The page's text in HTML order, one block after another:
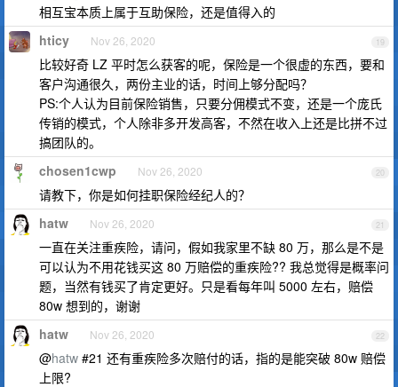
相互宝本质上属于互助保险，还是值得入的
19
hticy Nov 26, 2020
比较好奇 LZ 平时怎么获客的呢，保险是一个很虚的东西，要和
客户沟通很久，两份主业的话，时间上够分配吗？
PS:个人认为目前保险销售，只要分佣模式不变，还是一个庞氏
传销的模式，个人除非多开发高客，不然在收入上还是比拼不过
搞团队的。
20
chosen1cwp Nov 26, 2020
请教下，你是如何挂职保险经纪人的？
21
hatw Nov 26, 2020
一直在关注重疾险，请问，假如我家里不缺 80 万，那么是不是
可以认为不用花钱买这 80 万赔偿的重疾险?? 我总觉得是概率问
题，当然有钱买了肯定更好。只是看每年叫 5000 左右，赔偿
80w 想到的，谢谢
22
hatw Nov 26, 2020
@hatw #21 还有重疾险多次赔付的话，指的是能突破 80w 赔偿
上限?